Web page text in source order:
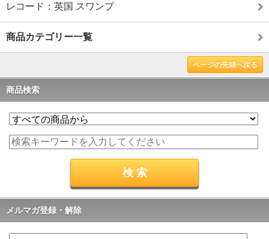
レコード：英国 スワンプ
商品カテゴリー一覧
ページの先頭へ戻る
商品検索
メルマガ登録・解除